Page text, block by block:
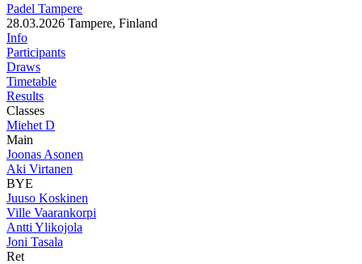
Padel Tampere
28.03.2026 Tampere, Finland
Info
Participants
Draws
Timetable
Results
Classes
Miehet D
Main
Joonas Asonen
Aki Virtanen
BYE
Juuso Koskinen
Ville Vaarankorpi
Antti Ylikojola
Joni Tasala
Ret